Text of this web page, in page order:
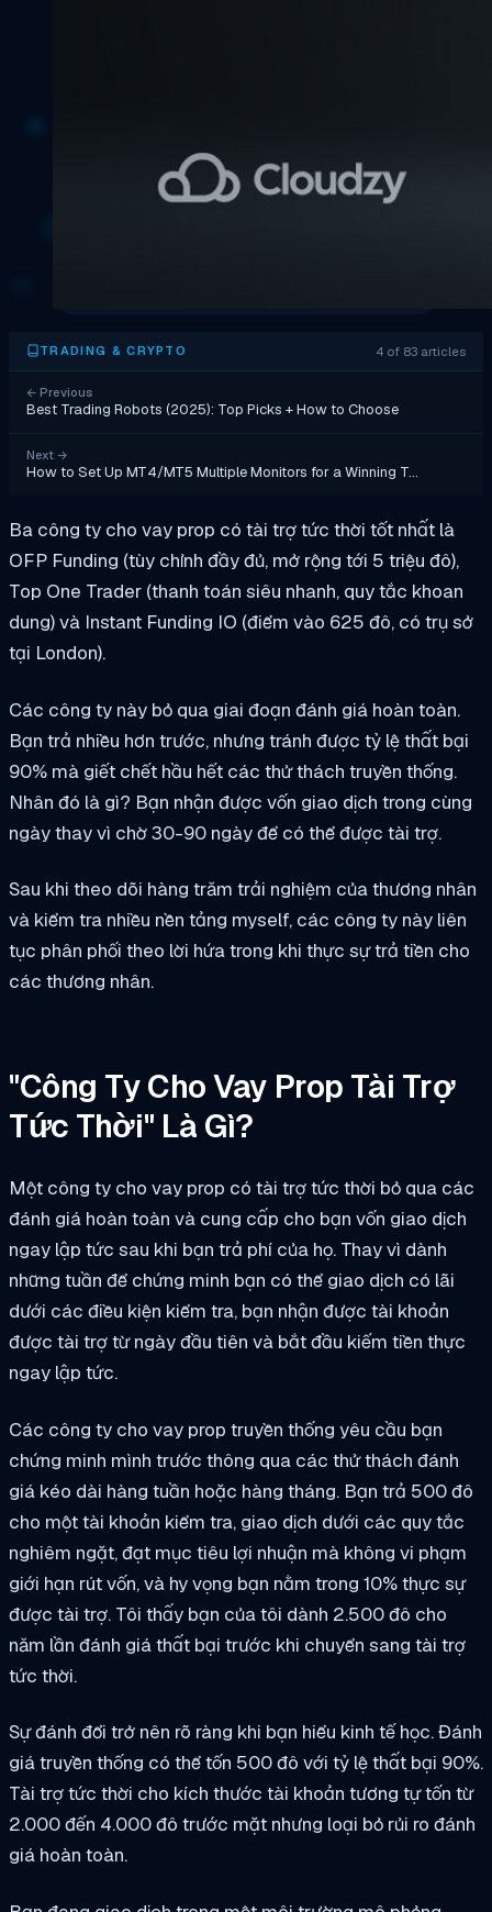
TRADING & CRYPTO 4 of 83 articles
← Previous
Best Trading Robots (2025): Top Picks + How to Choose
Next →
How to Set Up MT4/MT5 Multiple Monitors for a Winning T…
Ba công ty cho vay prop có tài trợ tức thời tốt nhất là
OFP Funding (tùy chỉnh đầy đủ, mở rộng tới 5 triệu đô),
Top One Trader (thanh toán siêu nhanh, quy tắc khoan
dung) và Instant Funding IO (điểm vào 625 đô, có trụ sở
tại London).
Các công ty này bỏ qua giai đoạn đánh giá hoàn toàn.
Bạn trả nhiều hơn trước, nhưng tránh được tỷ lệ thất bại
90% mà giết chết hầu hết các thử thách truyền thống.
Nhân đó là gì? Bạn nhận được vốn giao dịch trong cùng
ngày thay vì chờ 30-90 ngày để có thể được tài trợ.
Sau khi theo dõi hàng trăm trải nghiệm của thương nhân
và kiểm tra nhiều nền tảng myself, các công ty này liên
tục phân phối theo lời hứa trong khi thực sự trả tiền cho
các thương nhân.
"Công Ty Cho Vay Prop Tài Trợ
Tức Thời" Là Gì?
Một công ty cho vay prop có tài trợ tức thời bỏ qua các
đánh giá hoàn toàn và cung cấp cho bạn vốn giao dịch
ngay lập tức sau khi bạn trả phí của họ. Thay vì dành
những tuần để chứng minh bạn có thể giao dịch có lãi
dưới các điều kiện kiểm tra, bạn nhận được tài khoản
được tài trợ từ ngày đầu tiên và bắt đầu kiếm tiền thực
ngay lập tức.
Các công ty cho vay prop truyền thống yêu cầu bạn
chứng minh mình trước thông qua các thử thách đánh
giá kéo dài hàng tuần hoặc hàng tháng. Bạn trả 500 đô
cho một tài khoản kiểm tra, giao dịch dưới các quy tắc
nghiêm ngặt, đạt mục tiêu lợi nhuận mà không vi phạm
giới hạn rút vốn, và hy vọng bạn nằm trong 10% thực sự
được tài trợ. Tôi thấy bạn của tôi dành 2.500 đô cho
năm lần đánh giá thất bại trước khi chuyển sang tài trợ
tức thời.
Sự đánh đổi trở nên rõ ràng khi bạn hiểu kinh tế học. Đánh
giá truyền thống có thể tốn 500 đô với tỷ lệ thất bại 90%.
Tài trợ tức thời cho kích thước tài khoản tương tự tốn từ
2.000 đến 4.000 đô trước mặt nhưng loại bỏ rủi ro đánh
giá hoàn toàn.